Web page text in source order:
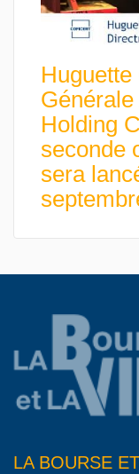
Holding
seconde
sera
LA BOURSE